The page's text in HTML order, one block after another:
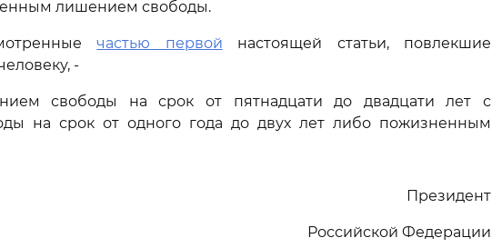
лишением свободы.
частью первой настоящей статьи, повлекшие
-
свободы на срок от пятнадцати до двадцати лет с
на срок от одного года до двух лет либо пожизненным
Президент
Российской Федерации